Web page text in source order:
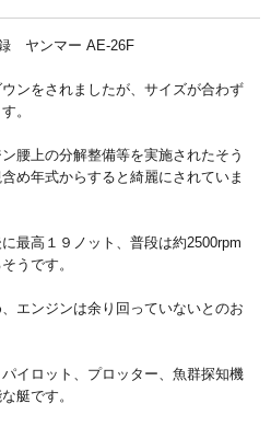
ヤンマー AE-26F
ンをされましたが、サイズが合わず
。
腰上の分解整備等を実施されたそう
め年式からすると綺麗にされていま
最高１９ノット、普段は約2500rpm
うです。
エンジンは余り回っていないとのお
イロット、プロッター、魚群探知機
艇です。